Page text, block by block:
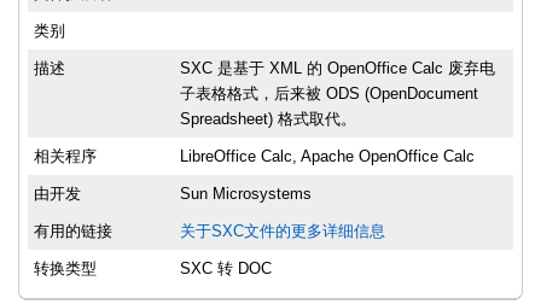
类别
描述
SXC 是基于 XML 的 OpenOffice Calc 废弃电
子表格格式，后来被 ODS (OpenDocument
Spreadsheet) 格式取代。
相关程序 LibreOffice Calc, Apache OpenOffice Calc
由开发 Sun Microsystems
有用的链接 关于SXC文件的更多详细信息
转换类型 SXC 转 DOC